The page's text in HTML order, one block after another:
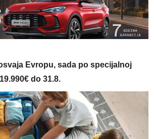
Evropu, sada po specijalnoj
do 31.8.